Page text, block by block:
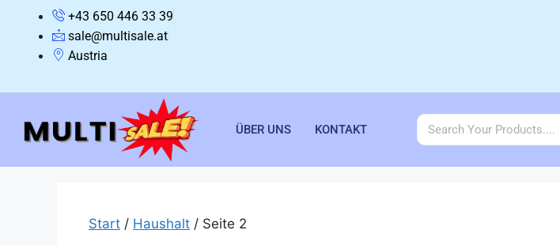
+43 650 446 33 39
sale@multisale.at
Austria
ÜBER UNS KONTAKT
Start / Haushalt / Seite 2